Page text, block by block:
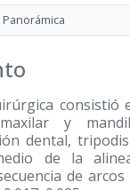
Panorámica
consistió
maxilar y
dental,
de la
de